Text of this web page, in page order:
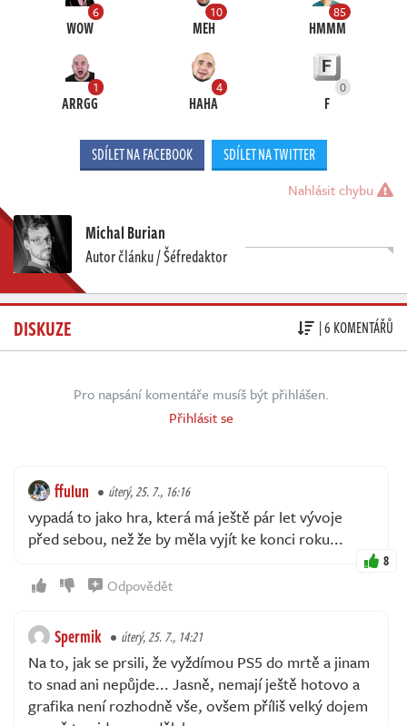
6
WOW
10
MEH
85
HMMM
1
ARRGG
4
HAHA
0
F
SDÍLET NA FACEBOOK SDÍLET NA TWITTER
Nahlásit chybu
Michal Burian
Autor článku / Šéfredaktor
DISKUZE | 6 KOMENTÁŘŮ
Pro napsání komentáře musíš být přihlášen.
Přihlásit se
ffulun úterý, 25. 7., 16:16
vypadá to jako hra, která má ještě pár let vývoje
před sebou, než že by měla vyjít ke konci roku...
8
Odpovědět
Spermik úterý, 25. 7., 14:21
Na to, jak se prsili, že vyždímou PS5 do mrtě a jinam
to snad ani nepůjde... Jasně, nemají ještě hotovo a
grafika není rozhodně vše, ovšem příliš velký dojem